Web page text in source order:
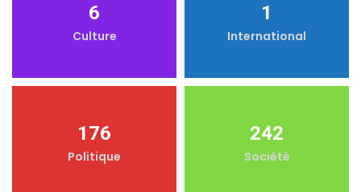
6
Culture
1
International
176
Politique
242
Société